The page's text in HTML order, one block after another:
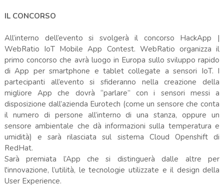
IL CONCORSO
All’interno dell’evento si svolgerà il concorso HackApp |
WebRatio IoT Mobile App Contest. WebRatio organizza il
primo concorso che avrà luogo in Europa sullo sviluppo rapido
di App per smartphone e tablet collegate a sensori IoT. I
partecipanti all’evento si sfideranno nella creazione della
migliore App che dovrà “parlare” con i sensori messi a
disposizione dall’azienda Eurotech (come un sensore che conta
il numero di persone all’interno di una stanza, oppure un
sensore ambientale che dà informazioni sulla temperatura e
umidità) e sarà rilasciata sul sistema Cloud Openshift di
RedHat.
Sarà premiata l’App che si distinguerà dalle altre per
l'innovazione, l’utilità, le tecnologie utilizzate e il design della
User Experience.